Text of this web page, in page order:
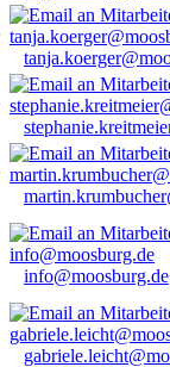
info@moosburg.de